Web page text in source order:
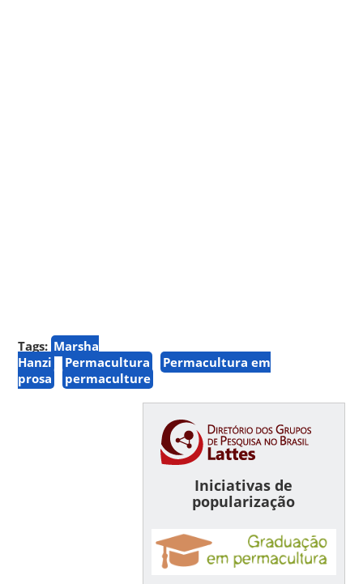
Tags: Marsha
Hanzi
Permacultura
Permacultura em
prosa
permaculture
Iniciativas de
popularização